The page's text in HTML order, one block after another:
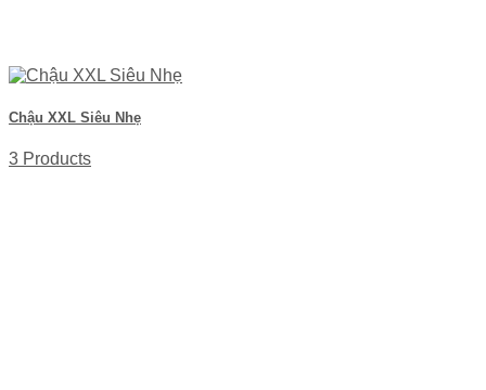
Chậu XXL Siêu Nhẹ
3 Products